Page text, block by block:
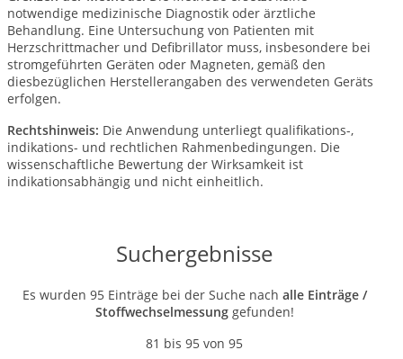
notwendige medizinische Diagnostik oder ärztliche
Behandlung. Eine Untersuchung von Patienten mit
Herzschrittmacher und Defibrillator muss, insbesondere bei
stromgeführten Geräten oder Magneten, gemäß den
diesbezüglichen Herstellerangaben des verwendeten Geräts
erfolgen.
Rechtshinweis: Die Anwendung unterliegt qualifikations-,
indikations- und rechtlichen Rahmenbedingungen. Die
wissenschaftliche Bewertung der Wirksamkeit ist
indikationsabhängig und nicht einheitlich.
Suchergebnisse
Es wurden 95 Einträge bei der Suche nach alle Einträge /
Stoffwechselmessunggefunden!
81 bis 95 von 95